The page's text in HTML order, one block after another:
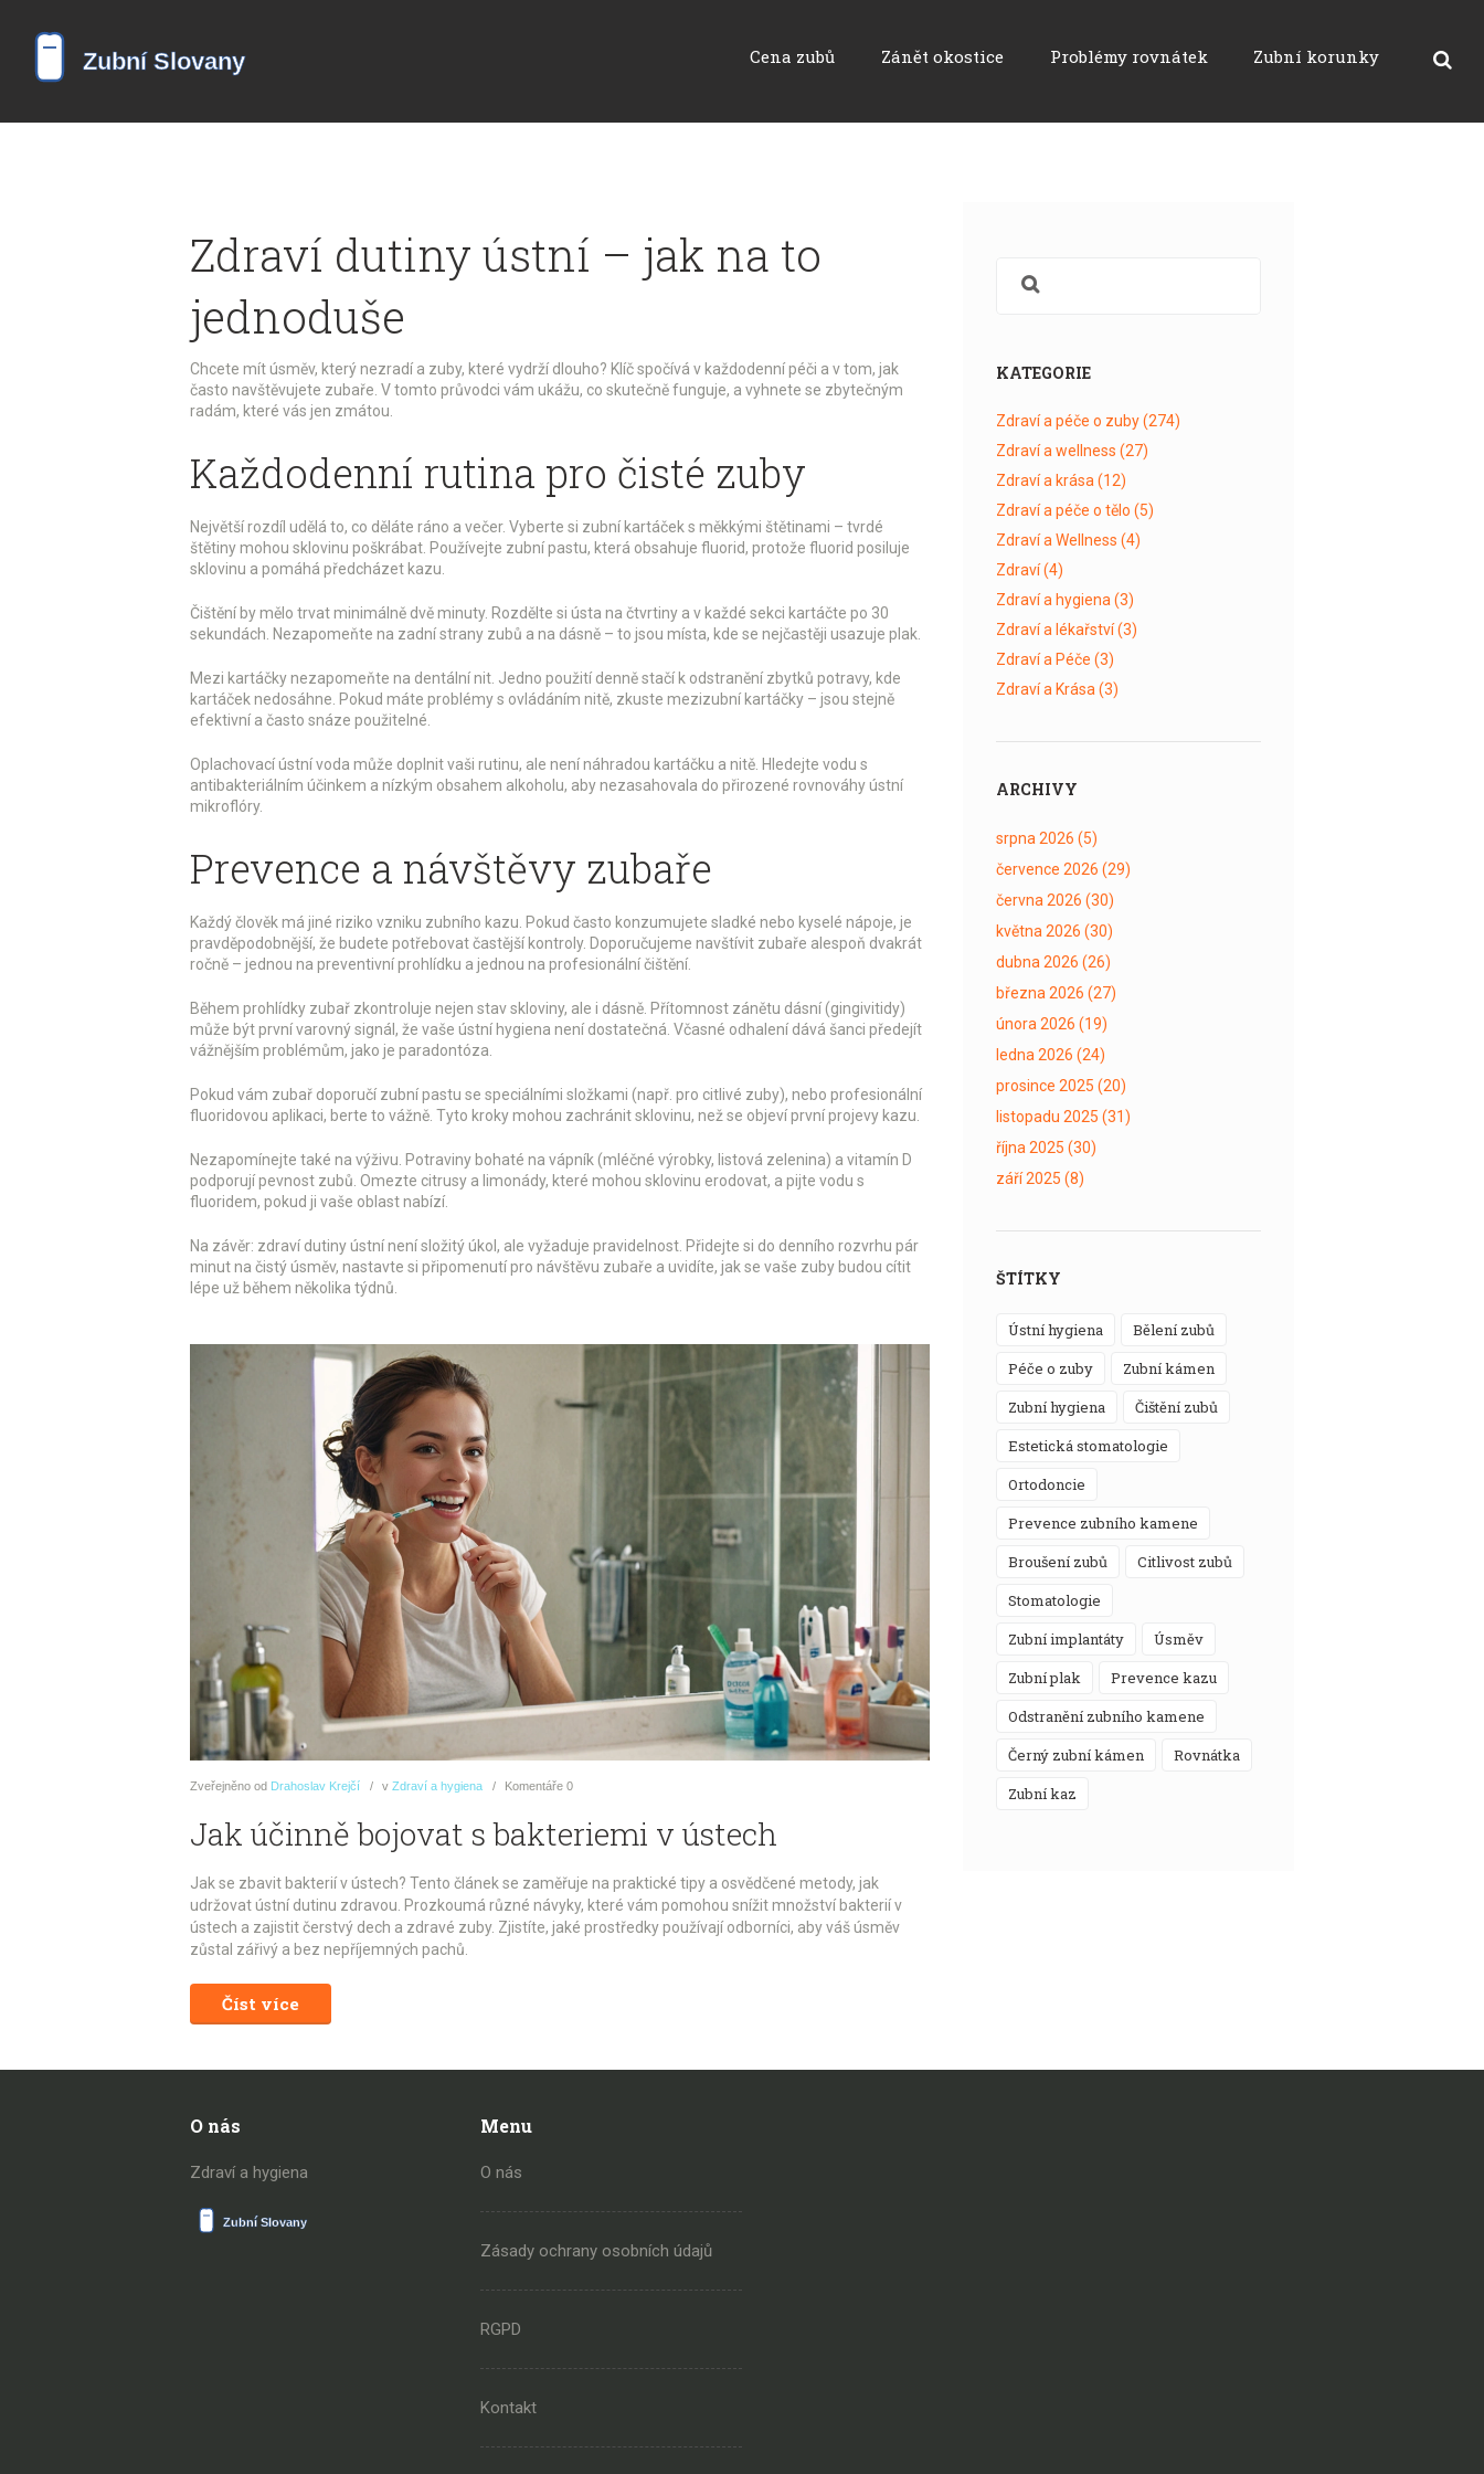
Cena zubů Zánět okostice Problémy rovnátek Zubní korunky
Zdraví dutiny ústní – jak na to
jednoduše
Chcete mít úsměv, který nezradí a zuby, které vydrží dlouho? Klíč spočívá v každodenní péči a v tom, jak
často navštěvujete zubaře. V tomto průvodci vám ukážu, co skutečně funguje, a vyhnete se zbytečným
radám, které vás jen zmátou.
Každodenní rutina pro čisté zuby
Největší rozdíl udělá to, co děláte ráno a večer. Vyberte si zubní kartáček s měkkými štětinami – tvrdé
štětiny mohou sklovinu poškrábat. Používejte zubní pastu, která obsahuje fluorid, protože fluorid posiluje
sklovinu a pomáhá předcházet kazu.
Čištění by mělo trvat minimálně dvě minuty. Rozdělte si ústa na čtvrtiny a v každé sekci kartáčte po 30
sekundách. Nezapomeňte na zadní strany zubů a na dásně – to jsou místa, kde se nejčastěji usazuje plak.
Mezi kartáčky nezapomeňte na dentální nit. Jedno použití denně stačí k odstranění zbytků potravy, kde
kartáček nedosáhne. Pokud máte problémy s ovládáním nitě, zkuste mezizubní kartáčky – jsou stejně
efektivní a často snáze použitelné.
Oplachovací ústní voda může doplnit vaši rutinu, ale není náhradou kartáčku a nitě. Hledejte vodu s
antibakteriálním účinkem a nízkým obsahem alkoholu, aby nezasahovala do přirozené rovnováhy ústní
mikroflóry.
Prevence a návštěvy zubaře
Každý člověk má jiné riziko vzniku zubního kazu. Pokud často konzumujete sladké nebo kyselé nápoje, je
pravděpodobnější, že budete potřebovat častější kontroly. Doporučujeme navštívit zubaře alespoň dvakrát
ročně – jednou na preventivní prohlídku a jednou na profesionální čištění.
Během prohlídky zubař zkontroluje nejen stav skloviny, ale i dásně. Přítomnost zánětu dásní (gingivitidy)
může být první varovný signál, že vaše ústní hygiena není dostatečná. Včasné odhalení dává šanci předejít
vážnějším problémům, jako je paradontóza.
Pokud vám zubař doporučí zubní pastu se speciálními složkami (např. pro citlivé zuby), nebo profesionální
fluoridovou aplikaci, berte to vážně. Tyto kroky mohou zachránit sklovinu, než se objeví první projevy kazu.
Nezapomínejte také na výživu. Potraviny bohaté na vápník (mléčné výrobky, listová zelenina) a vitamín D
podporují pevnost zubů. Omezte citrusy a limonády, které mohou sklovinu erodovat, a pijte vodu s
fluoridem, pokud ji vaše oblast nabízí.
Na závěr: zdraví dutiny ústní není složitý úkol, ale vyžaduje pravidelnost. Přidejte si do denního rozvrhu pár
minut na čistý úsměv, nastavte si připomenutí pro návštěvu zubaře a uvidíte, jak se vaše zuby budou cítit
lépe už během několika týdnů.
Zveřejněno od Drahoslav Krejčí v Zdraví a hygiena Komentáře 0
Jak účinně bojovat s bakteriemi v ústech
Jak se zbavit bakterií v ústech? Tento článek se zaměřuje na praktické tipy a osvědčené metody, jak
udržovat ústní dutinu zdravou. Prozkoumá různé návyky, které vám pomohou snížit množství bakterií v
ústech a zajistit čerstvý dech a zdravé zuby. Zjistíte, jaké prostředky používají odborníci, aby váš úsměv
zůstal zářivý a bez nepříjemných pachů.
Číst více
KATEGORIE
Zdraví a péče o zuby(274)
Zdraví a wellness (27)
Zdraví a krása (12)
Zdraví a péče o tělo (5)
Zdraví a Wellness (4)
Zdraví(4)
Zdraví a hygiena (3)
Zdraví a lékařství(3)
Zdraví a Péče (3)
Zdraví a Krása (3)
ARCHIVY
srpna 2026 (5)
července 2026 (29)
června 2026 (30)
května 2026 (30)
dubna 2026 (26)
března 2026 (27)
února 2026 (19)
ledna 2026 (24)
prosince 2025 (20)
listopadu 2025 (31)
října 2025 (30)
září 2025 (8)
ŠTÍTKY
ústní hygiena
bělení zubů
péče o zuby
zubní kámen
zubní hygiena
čištění zubů
estetická stomatologie
ortodoncie
prevence zubního kamene
broušení zubů
citlivost zubů
stomatologie
zubní implantáty
úsměv
zubní plak
prevence kazu
odstranění zubního kamene
černý zubní kámen
rovnátka
zubní kaz
O nás
Zdraví a hygiena
Menu
O nás
Zásady ochrany osobních údajů
RGPD
Kontakt